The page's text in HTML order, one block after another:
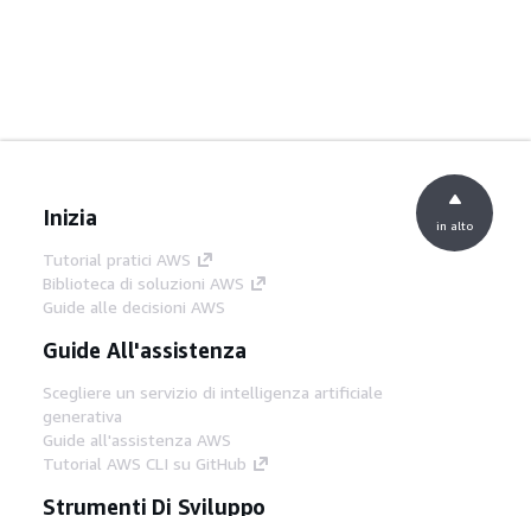
Inizia
Tutorial pratici AWS
Biblioteca di soluzioni AWS
Guide alle decisioni AWS
Guide All'assistenza
Scegliere un servizio di intelligenza artificiale
generativa
Guide all'assistenza AWS
Tutorial AWS CLI su GitHub
Strumenti Di Sviluppo
in alto